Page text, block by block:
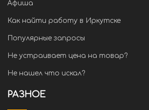
Афиша
Как найти работу в Иркутске
Популярные запросы
Не устраивает цена на товар?
Не нашел что искал?
РАЗНОЕ